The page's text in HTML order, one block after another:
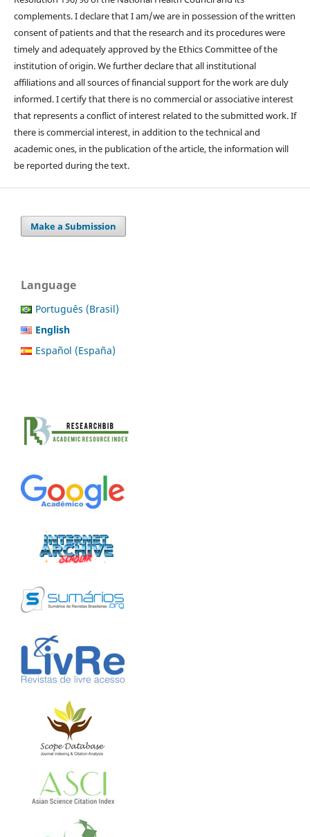
complements. I declare that I am/we are in possession of the written
consent of patients and that the research and its procedures were
timely and adequately approved by the Ethics Committee of the
institution of origin. We further declare that all institutional
affiliations and all sources of financial support for the work are duly
informed. I certify that there is no commercial or associative interest
that represents a conflict of interest related to the submitted work. If
there is commercial interest, in addition to the technical and
academic ones, in the publication of the article, the information will
be reported during the text.
Make a Submission
Language
Português (Brasil)
English
Español (España)